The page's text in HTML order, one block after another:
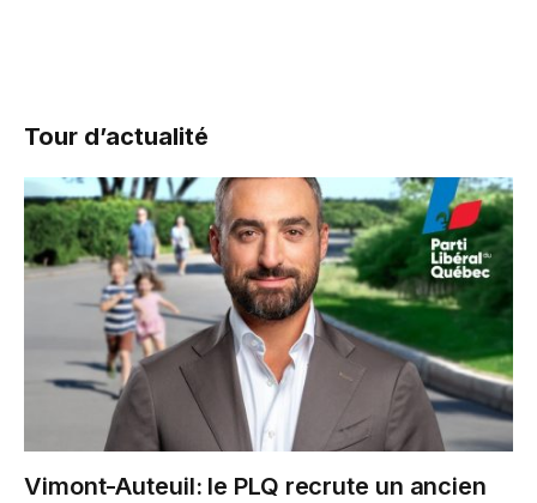
Tour d’actualité
Vimont-Auteuil: le PLQ recrute un ancien